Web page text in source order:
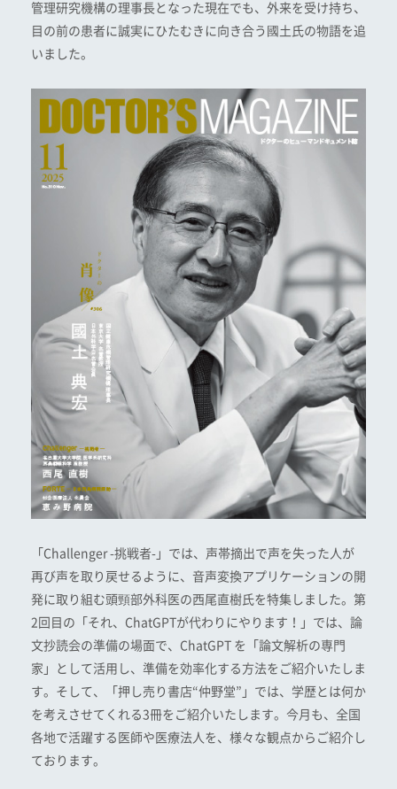
管理研究機構の理事長となった現在でも、外来を受け持ち、
目の前の患者に誠実にひたむきに向き合う國土氏の物語を追
いました。
「Challenger -挑戦者-」では、声帯摘出で声を失った人が
再び声を取り戻せるように、音声変換アプリケーションの開
発に取り組む頭頸部外科医の西尾直樹氏を特集しました。第
2回目の「それ、ChatGPTが代わりにやります！」では、論
文抄読会の準備の場面で、ChatGPT を「論文解析の専門
家」として活用し、準備を効率化する方法をご紹介いたしま
す。そして、「押し売り書店“仲野堂”」では、学歴とは何か
を考えさせてくれる3冊をご紹介いたします。今月も、全国
各地で活躍する医師や医療法人を、様々な観点からご紹介し
ております。